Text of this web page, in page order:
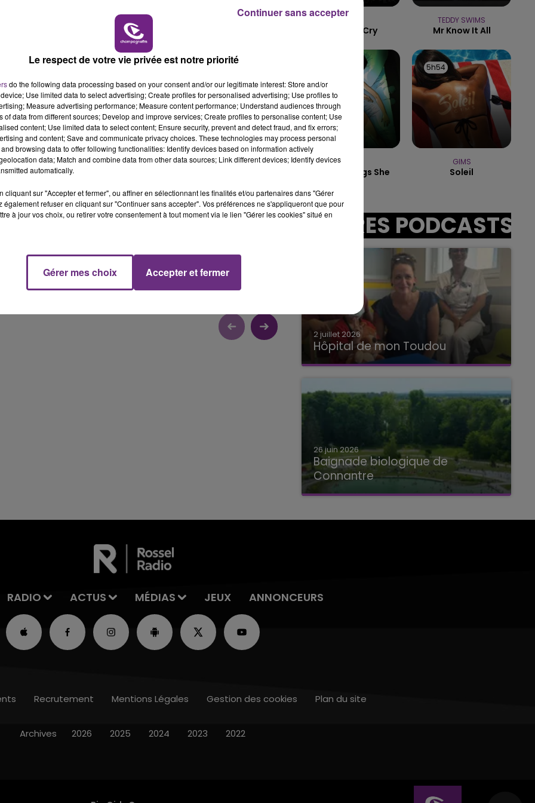
LE TICKET DE CAISSE
14h00 - 15h00
LA RADIO POP
2 min 18 sec
TIKTOK.
Big Girls Cry
TEDDY SWIMS
Mr Know It All
All The Things She
5h54
5h54
GIMS
Soleil
AUTRES PODCASTS
2 juillet 2026
Hôpital de mon Toudou
Hôpital de mon Toudou
26 juin 2026
Baignade biologique de
Connantre
Baignade biologique de Connantre
RADIO ACTUS MÉDIAS JEUX ANNONCEURS
Recrutement Mentions Légales Gestion des cookies Plan du site
Archives 2026 2025 2024 2023 2022
Le respect de votre vie privée est notre priorité
do the following data processing based on your consent and/or our legitimate interest: Store and/or
Use limited data to select advertising; Create profiles for personalised advertising; Use profiles to
Measure advertising performance; Measure content performance; Understand audiences through
of data from different sources; Develop and improve services; Create profiles to personalise content; Use
content; Use limited data to select content; Ensure security, prevent and detect fraud, and fix errors;
and content; Save and communicate privacy choices. These technologies may process personal
browsing data to offer following functionalities: Identify devices based on information actively
data; Match and combine data from other data sources; Link different devices; Identify devices
automatically.
cliquant sur "Accepter et fermer", ou affiner en sélectionnant les finalités et/ou partenaires dans "Gérer
également refuser en cliquant sur "Continuer sans accepter". Vos préférences ne s'appliqueront que pour
à jour vos choix, ou retirer votre consentement à tout moment via le lien "Gérer les cookies" situé en
Gérer mes choix Accepter et fermer
Continuer sans accepter